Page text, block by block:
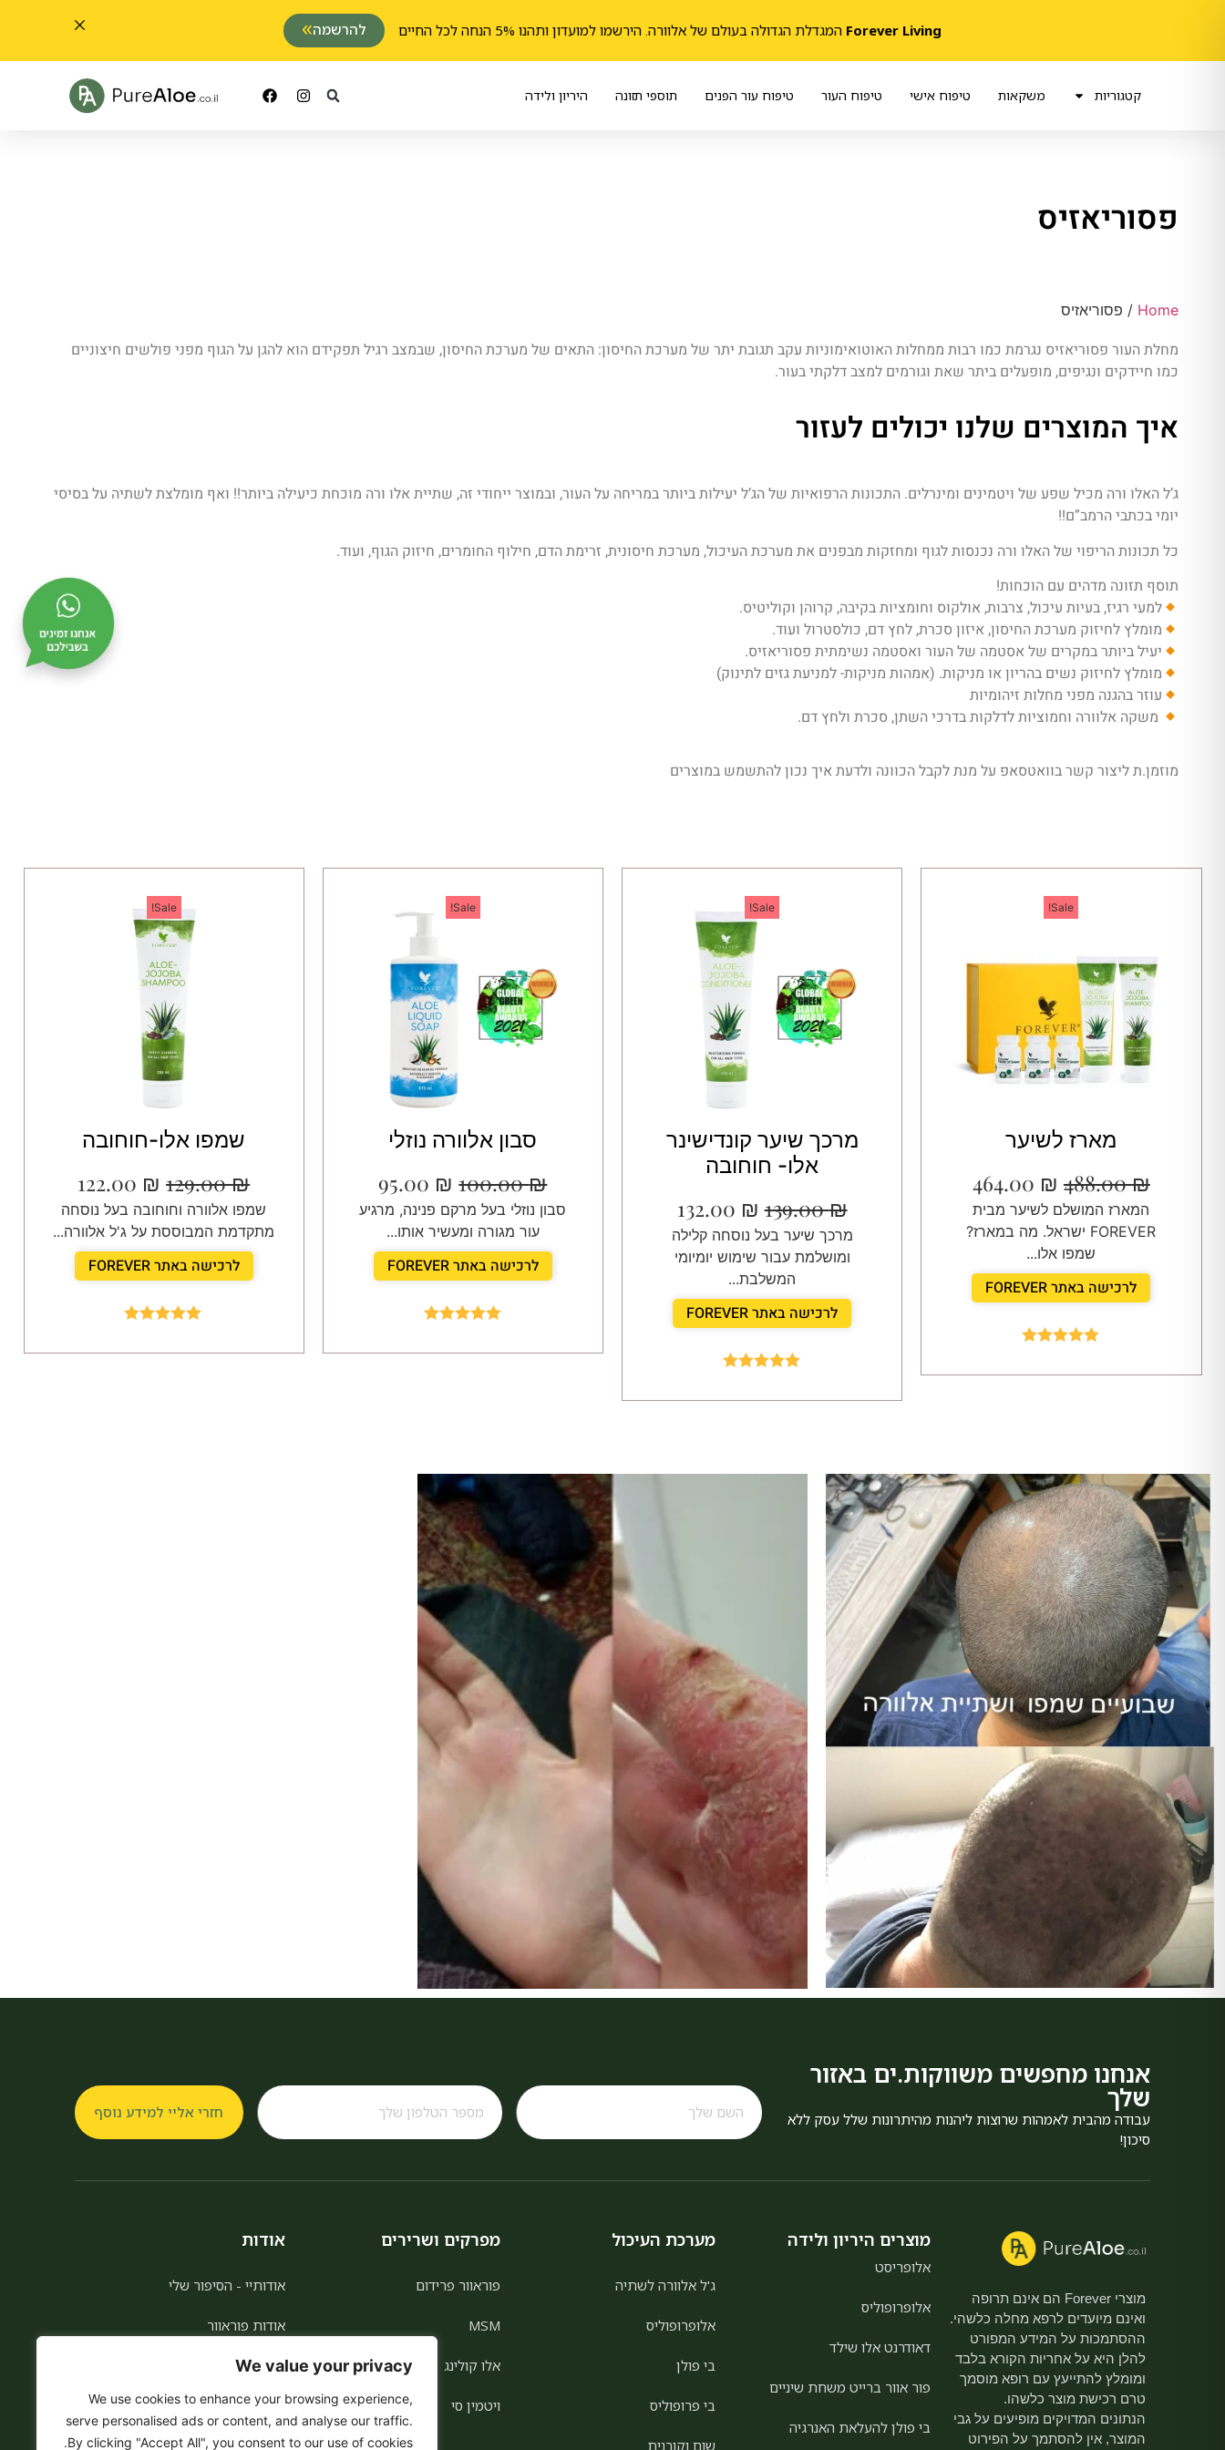
We value your privacy
We use cookies to enhance your browsing experience,
serve personalised ads or content, and analyse our traffic.
By clicking "Accept All", you consent to our use of cookies.
Forever Living המגדלת הגדולה בעולם של אלוורה. הירשמו למועדון ותהנו 5% הנחה לכל החיים להרשמה
קטגוריות משקאות טיפוח אישי טיפוח העור טיפוח עור הפנים תוספי תזונה היריון ולידה
פסוריאזיס
Home / פסוריאזיס
מחלת העור פסוריאזיס נגרמת כמו רבות ממחלות האוטואימוניות עקב תגובת יתר של מערכת החיסון: התאים של מערכת החיסון, שבמצב רגיל תפקידם הוא להגן על הגוף מפני פולשים חיצוניים
כמו חיידקים ונגיפים, מופעלים ביתר שאת וגורמים למצב דלקתי בעור.
איך המוצרים שלנו יכולים לעזור
ג’ל האלו ורה מכיל שפע של ויטמינים ומינרלים. התכונות הרפואיות של הג’ל יעילות ביותר במריחה על העור, ובמוצר ייחודי זה, שתיית אלו ורה מוכחת כיעילה ביותר!! ואף מומלצת לשתיה על בסיסי
יומי בכתבי הרמב”ם!!
כל תכונות הריפוי של האלו ורה נכנסות לגוף ומחזקות מבפנים את מערכת העיכול, מערכת חיסונית, זרימת הדם, חילוף החומרים, חיזוק הגוף, ועוד.
תוסף תזונה מדהים עם הוכחות!
למעי רגיז, בעיות עיכול, צרבות, אולקוס וחומציות בקיבה, קרוהן וקוליטיס.
מומלץ לחיזוק מערכת החיסון, איזון סכרת, לחץ דם, כולסטרול ועוד.
יעיל ביותר במקרים של אסטמה של העור ואסטמה נשימתית פסוריאזיס.
מומלץ לחיזוק נשים בהריון או מניקות. (אמהות מניקות- למניעת גזים לתינוק)
עוזר בהגנה מפני מחלות זיהומיות
משקה אלוורה וחמוציות לדלקות בדרכי השתן, סכרת ולחץ דם.
מוזמן.ת ליצור קשר בוואטסאפ על מנת לקבל הכוונה ולדעת איך נכון להתשמש במוצרים
Sale!
מארז לשיער
488.00₪
464.00 ₪
המארז המושלם לשיער מבית
FOREVER ישראל. מה במארז?
שמפו אלו...
לרכישה באתר FOREVER
out of 5
Sale!
מרכך שיער קונדישינר
אלו- חוחובה
139.00₪
132.00 ₪
מרכך שיער בעל נוסחה קלילה
ומושלמת עבור שימוש יומיומי
המשלבת...
לרכישה באתר FOREVER
out of 5
Sale!
סבון אלוורה נוזלי
100.00₪
95.00 ₪
סבון נוזלי בעל מרקם פנינה, מרגיע
עור מגורה ומעשיר אותו...
לרכישה באתר FOREVER
out of 5
Sale!
שמפו אלו-חוחובה
129.00₪
122.00 ₪
שמפו אלוורה וחוחובה בעל נוסחה
מתקדמת המבוססת על ג'ל אלוורה...
לרכישה באתר FOREVER
out of 5
אנחנו מחפשים משווקות.ים באזור
שלך
עבודה מהבית לאמהות שרוצות ליהנות מהיתרונות שלל עסק ללא
סיכון!
חזרי אליי למידע נוסף
מוצרי Forever הם אינם תרופה
ואינם מיועדים לרפא מחלה כלשהי.
ההסתמכות על המידע המפורט
להלן היא על אחריות הקורא בלבד
ומומלץ להתייעץ עם רופא מוסמך
טרם רכישת מוצר כלשהו.
הנתונים המדויקים מופיעים על גבי
המוצר, אין להסתמך על הפירוט
מוצרים היריון ולידה
אלופריסט
אלופרופוליס
דאודרנט אלו שילד
פור אוור ברייט משחת שיניים
בי פולן להעלאת האנרגיה
מערכת העיכול
ג'ל אלוורה לשתיה
אלופרופוליס
בי פולן
בי פרופוליס
שום וקורנית
מפרקים ושרירים
פוראוור פרידום
MSM
אלו קולינג
ויטמין סי
אודות
אודותיי - הסיפור שלי
אודות פוראוור
הצטרפות כמשווקת
לקוח מועדף 5% הנחה לכל החיים
הצהרת נגישות